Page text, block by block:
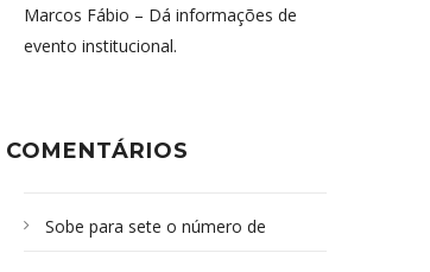
Marcos Fábio – Dá informações de
evento institucional.
COMENTÁRIOS
Sobe para sete o número de